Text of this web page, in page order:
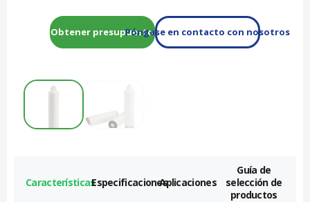
Obtener presupuestoPóngase en contacto con nosotros
CaracterísticasEspecificacionesAplicaciones
Guía de
selección de
productos